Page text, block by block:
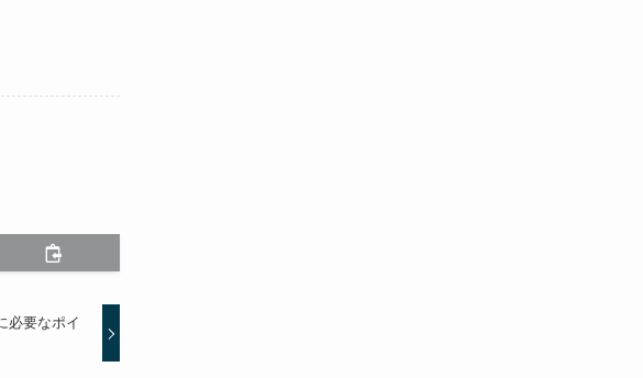
必要なポイ